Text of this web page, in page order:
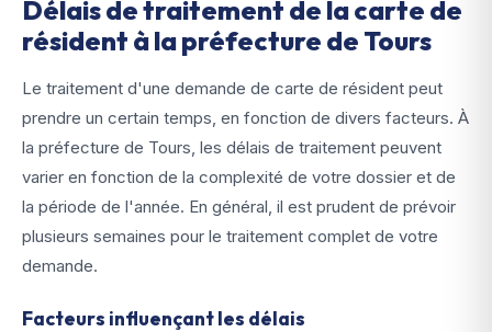
Délais de traitement de la carte de
résident à la préfecture de Tours
Le traitement d'une demande de carte de résident peut
prendre un certain temps, en fonction de divers facteurs. À
la préfecture de Tours, les délais de traitement peuvent
varier en fonction de la complexité de votre dossier et de
la période de l'année. En général, il est prudent de prévoir
plusieurs semaines pour le traitement complet de votre
demande.
Facteurs influençant les délais